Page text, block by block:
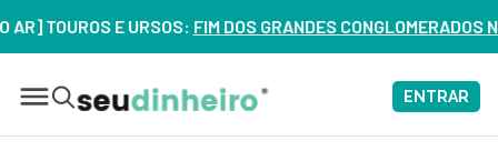
E URSOS:FIM DOS GRANDES CONGLOMERADOS NO
ENTRAR